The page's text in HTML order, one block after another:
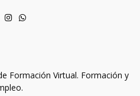
Formación Virtual. Formación y